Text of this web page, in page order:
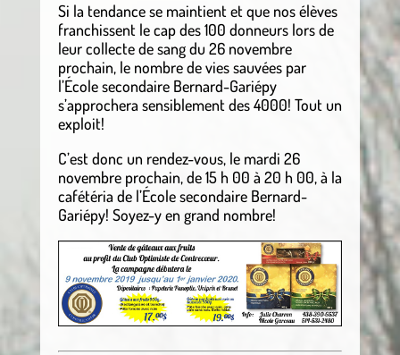
Si la tendance se maintient et que nos élèves
franchissent le cap des 100 donneurs lors de
leur collecte de sang du 26 novembre
prochain, le nombre de vies sauvées par
l’École secondaire Bernard-Gariépy
s’approchera sensiblement des 4000! Tout un
exploit!
C’est donc un rendez-vous, le mardi 26
novembre prochain, de 15 h 00 à 20 h 00, à la
cafétéria de l’École secondaire Bernard-
Gariépy! Soyez-y en grand nombre!